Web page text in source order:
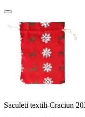
Saculeti textili-Craciun